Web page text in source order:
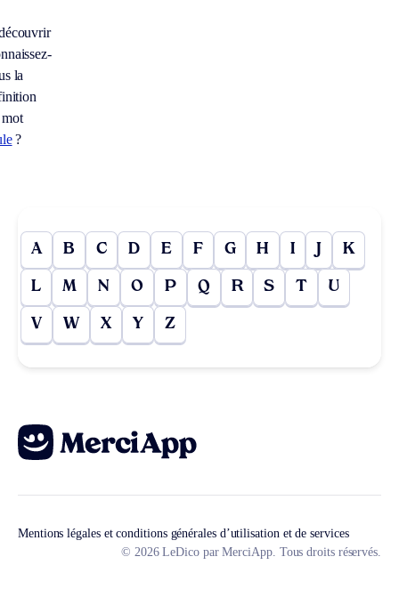
la
?
A B C D E F G H I J K
L M N O P Q R S T U
V W X Y Z
Mentions légales et conditions générales d’utilisation et de services
© 2026 LeDico par MerciApp. Tous droits réservés.